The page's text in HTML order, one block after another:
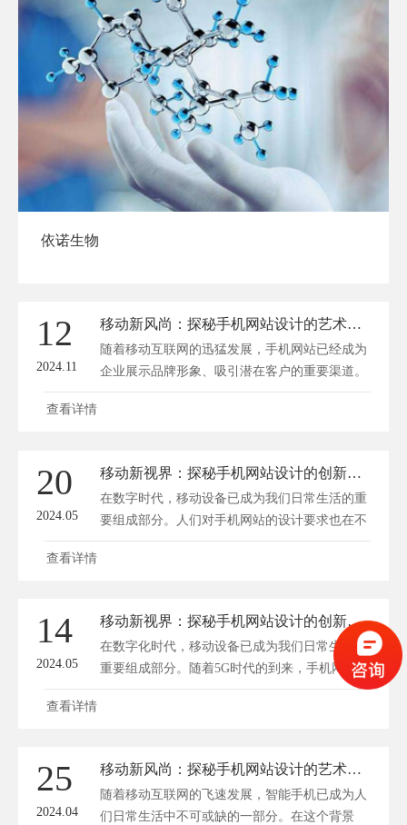
依诺生物
12
2024.11
移动新风尚：探秘手机网站设计的艺术与效能
随着移动互联网的迅猛发展，手机网站已经成为
企业展示品牌形象、吸引潜在客户的重要渠道。
在这个注重用户体验的时代，手机网站设计不仅
手机屏幕有限的展示空间里，简约的设计风格更
能凸显出...
查看详情
20
2024.05
移动新视界：探秘手机网站设计的创新法则
在数字时代，移动设备已成为我们日常生活的重
要组成部分。人们对手机网站的设计要求也在不
断提高，不仅追求美观，更注重用户体验和功能
网站设计创新法则。 一、用户体验优先 用户体
验是手机网站...
查看详情
14
2024.05
移动新视界：探秘手机网站设计的创新法则
在数字化时代，移动设备已成为我们日常生活的
重要组成部分。随着5G时代的到来，手机网站设
计也迎来了全新的发展机遇。为了满足用户日益
创新法则。 一、用户体验至上 用户体验（UX）
是移动网站设计...
查看详情
25
2024.04
移动新风尚：探秘手机网站设计的艺术与效能
随着移动互联网的飞速发展，智能手机已成为人
们日常生活中不可或缺的一部分。在这个背景